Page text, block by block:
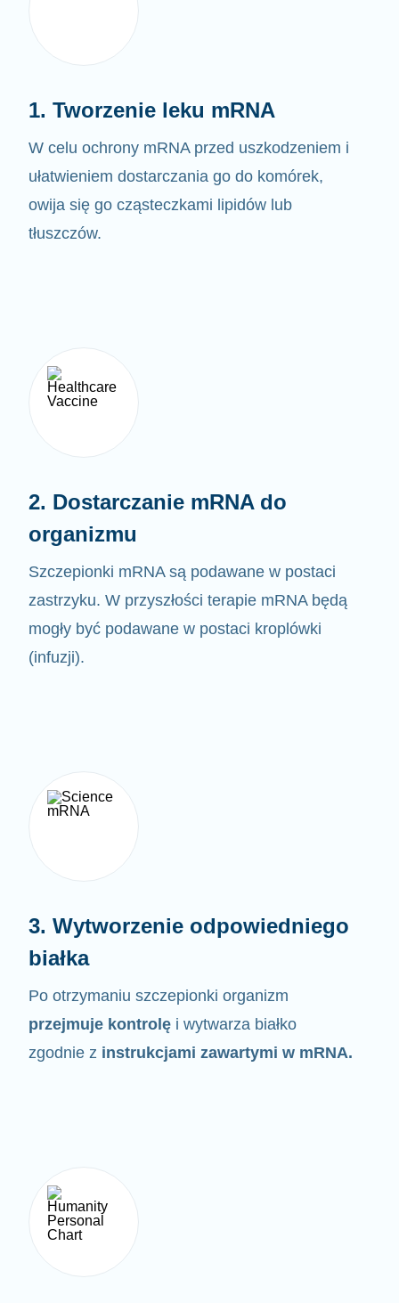
W celu ochrony mRNA przed uszkodzeniem i
ułatwieniem dostarczania go do komórek,
owija się go cząsteczkami lipidów lub
tłuszczów.
organizmu
Szczepionki mRNA są podawane w postaci
zastrzyku. W przyszłości terapie mRNA będą
mogły być podawane w postaci kroplówki
(infuzji).
białka
Po otrzymaniu szczepionki organizm
przejmuje kontrolęi wytwarza białko
zgodnie zinstrukcjami zawartymi wmRNA.